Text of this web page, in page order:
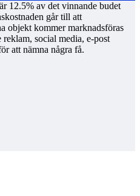
12.5% av det vinnande budet
går till att
objekt kommer marknadsföras
social media, e-post
att nämna några få.